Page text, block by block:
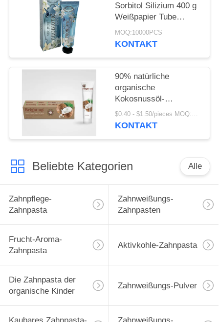
Sorbitol Silizium 400 g
Weißpapier Tube
Karton
MOQ:10000PCS
KONTAKT
90% natürliche
organische
Kokosnussöl-
Antizahnbelag-
Zahnpasta
$0.40 - $1.50/pieces MOQ:240 Stücke
KONTAKT
Beliebte Kategorien Alle
Zahnpflege-
Zahnpasta
Zahnweißungs-
Zahnpasten
Frucht-Aroma-
Zahnpasta
Aktivkohle-Zahnpasta
Die Zahnpasta der
organische Kinder
Zahnweißungs-Pulver